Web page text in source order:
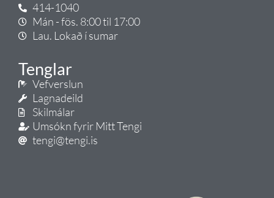
414-1040
Mán - fös. 8:00 til 17:00
Lau. Lokað í sumar
Tenglar
Vefverslun
Lagnadeild
Skilmálar
Umsókn fyrir Mitt Tengi
tengi@tengi.is